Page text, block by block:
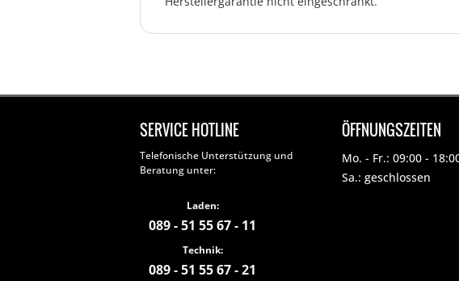
SERVICE HOTLINE
Telefonische Unterstützung und
Beratung unter:
Laden:
089 - 51 55 67 - 11
Technik:
089 - 51 55 67 - 21
ÖFFNUNGSZEITEN
Mo. - Fr.: 09:00 -
Sa.: geschlossen